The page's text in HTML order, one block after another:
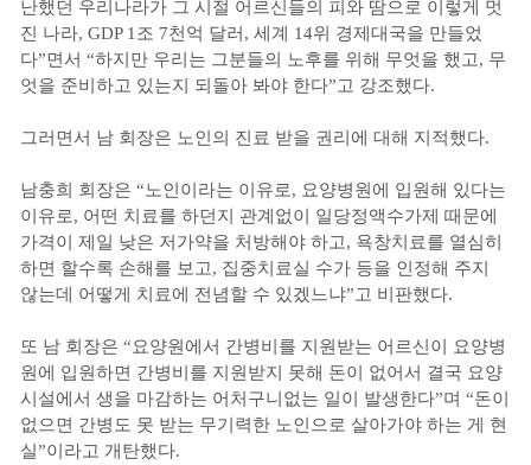
난했던 우리나라가 그 시절 어르신들의 피와 땀으로 이렇게 멋
진 나라, GDP 1조 7천억 달러, 세계 14위 경제대국을 만들었
다”면서 “하지만 우리는 그분들의 노후를 위해 무엇을 했고, 무
엇을 준비하고 있는지 되돌아 봐야 한다”고 강조했다.
그러면서 남 회장은 노인의 진료 받을 권리에 대해 지적했다.
남충희 회장은 “노인이라는 이유로, 요양병원에 입원해 있다는
이유로, 어떤 치료를 하던지 관계없이 일당정액수가제 때문에
가격이 제일 낮은 저가약을 처방해야 하고, 욕창치료를 열심히
하면 할수록 손해를 보고, 집중치료실 수가 등을 인정해 주지
않는데 어떻게 치료에 전념할 수 있겠느냐”고 비판했다.
또 남 회장은 “요양원에서 간병비를 지원받는 어르신이 요양병
원에 입원하면 간병비를 지원받지 못해 돈이 없어서 결국 요양
시설에서 생을 마감하는 어처구니없는 일이 발생한다”며 “돈이
없으면 간병도 못 받는 무기력한 노인으로 살아가야 하는 게 현
실”이라고 개탄했다.